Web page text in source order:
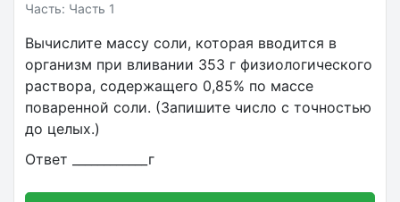
Часть: Часть 1
Вычислите массу соли, которая вводится в
организм при вливании 353 г физиологического
раствора, содержащего 0,85% по массе
поваренной соли. (Запишите число с точностью
до целых.)
Ответ ____________г